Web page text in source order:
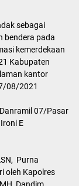
sebagai
bendera pada
kemerdekaan
Kabupaten
kantor
08/2021
07/Pasar
E
Purna
oleh Kapolres